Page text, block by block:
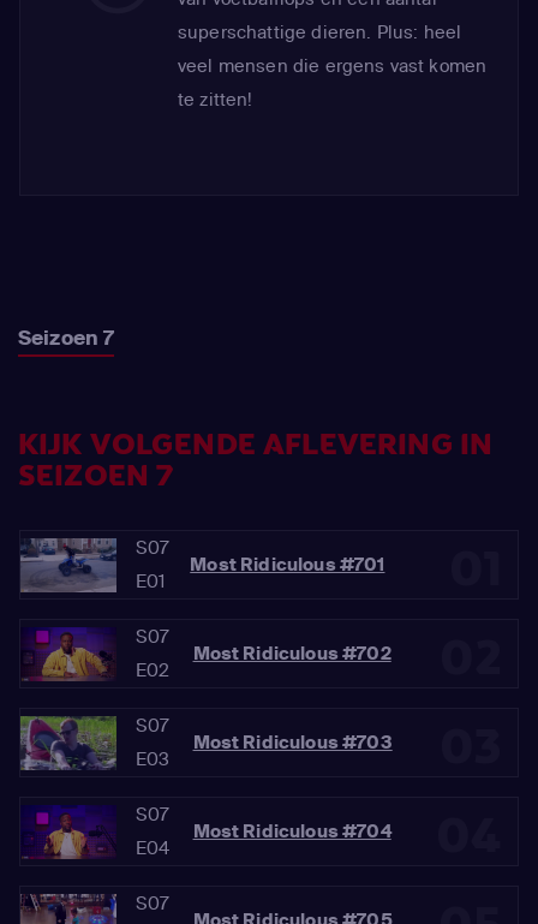
superschattige dieren. Plus: heel
veel mensen die ergens vast komen
te zitten!
Seizoen 7
KIJK VOLGENDE AFLEVERING IN
SEIZOEN 7
S07
E01
Most Ridiculous #701
S07
E02
Most Ridiculous #702
S07
E03
Most Ridiculous #703
S07
E04
Most Ridiculous #704
S07